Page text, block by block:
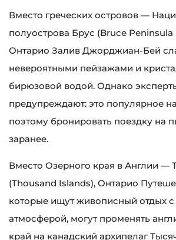
Вместо греческих островов —
полуострова Брус (Bruce Peninsula
Онтарио Залив Джорджиан-Бей
невероятными пейзажами и
бирюзовой водой. Однако
предупреждают: это популярное
поэтому бронировать поездку на
заранее.
Вместо Озерного края в Англии —
(Thousand Islands), Онтарио
которые ищут живописный отдых с
атмосферой, могут променять
край на канадский архипелаг